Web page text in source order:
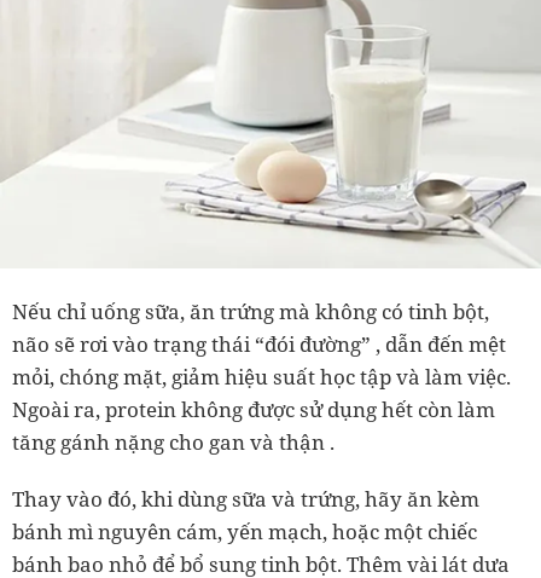
Nếu chỉ uống sữa, ăn trứng mà không có tinh bột,
não sẽ rơi vào trạng thái “đói đường” , dẫn đến mệt
mỏi, chóng mặt, giảm hiệu suất học tập và làm việc.
Ngoài ra, protein không được sử dụng hết cònlàm
tăng gánh nặng cho gan và thận .
Thay vào đó, khi dùng sữa và trứng, hãy ăn kèm
bánh mì nguyên cám, yến mạch, hoặc một chiếc
bánh bao nhỏ để bổ sung tinh bột. Thêm vài lát dưa